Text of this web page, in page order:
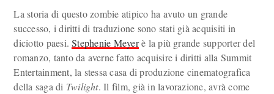
La storia di questo zombie atipico ha avuto un grande
successo, i diritti di traduzione sono stati già acquisiti in
diciotto paesi.Stephenie Meyerè la più grande supporter del
romanzo, tanto da averne fatto acquisire i diritti alla Summit
Entertainment, la stessa casa di produzione cinematografica
della saga di Twilight. Il film, già in lavorazione, avrà come